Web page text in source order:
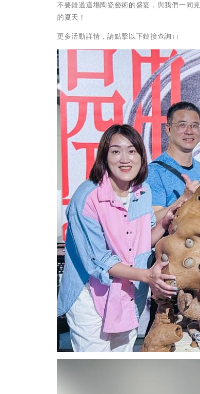
不要錯過這場陶瓷藝術的盛宴，與我們一同
的夏天！
更多活動詳情，請點擊以下鏈接查詢↓↓